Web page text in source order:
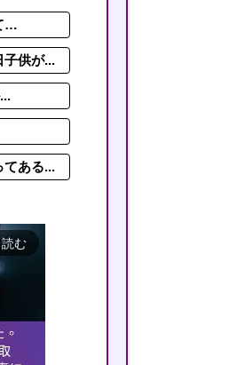
して自営業手伝え！」タダ働きさせよ
ギーを「わがまま」と決めつけ嫌味を
くなってその子の家に遊びに行ったら
…
子供が...
てある...
む